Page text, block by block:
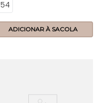
54
ADICIONAR À SACOLA